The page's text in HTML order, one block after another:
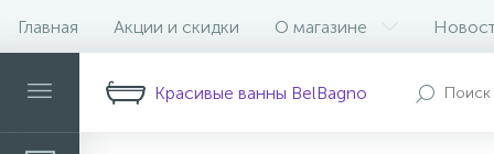
Главная Акции и скидки О магазине
Красивые ванны BelBagno
Описание Характеристики